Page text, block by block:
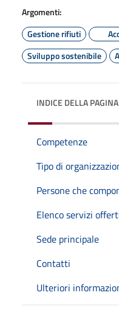
Argomenti:
Gestione rifiuti
Sviluppo sostenibile
INDICE DELLA PAGINA
Competenze
Tipo di
Persone che
Elenco servizi
Sede principale
Contatti
Ulteriori